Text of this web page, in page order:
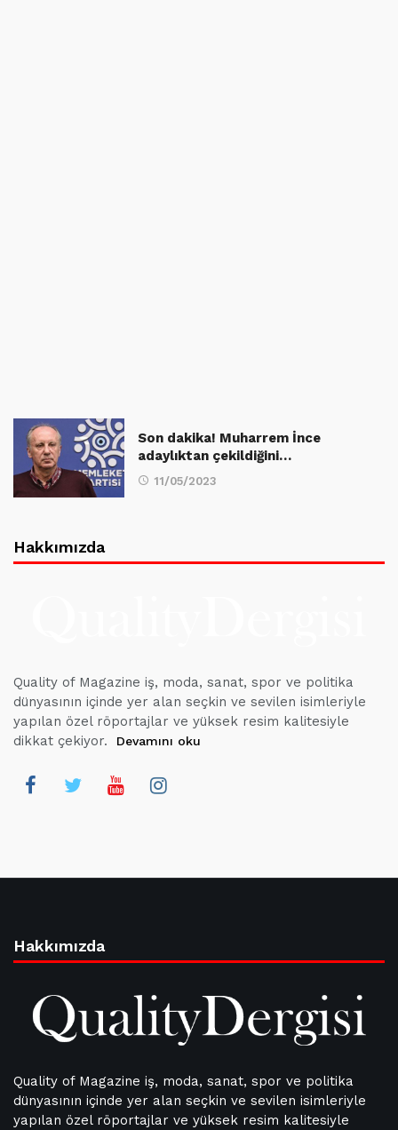
Son dakika! Muharrem İnce
adaylıktan çekildiğini…
11/05/2023
Hakkımızda
Quality of Magazine iş, moda, sanat, spor ve politika
dünyasının içinde yer alan seçkin ve sevilen isimleriyle
yapılan özel röportajlar ve yüksek resim kalitesiyle
dikkat çekiyor.
Devamını oku
Hakkımızda
Quality of Magazine iş, moda, sanat, spor ve politika
dünyasının içinde yer alan seçkin ve sevilen isimleriyle
yapılan özel röportajlar ve yüksek resim kalitesiyle